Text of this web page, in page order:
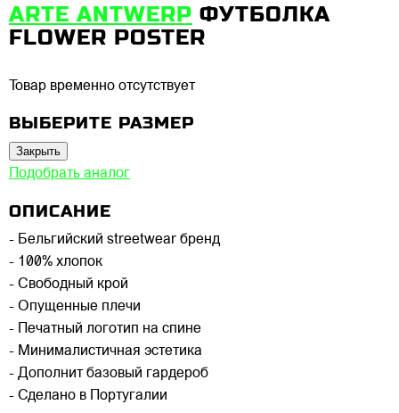
ARTE ANTWERP ФУТБОЛКА
FLOWER POSTER
Товар временно отсутствует
ВЫБЕРИТЕ РАЗМЕР
Закрыть
Подобрать аналог
ОПИСАНИЕ
- Бельгийский streetwear бренд
- 100% хлопок
- Свободный крой
- Опущенные плечи
- Печатный логотип на спине
- Минималистичная эстетика
- Дополнит базовый гардероб
- Сделано в Португалии